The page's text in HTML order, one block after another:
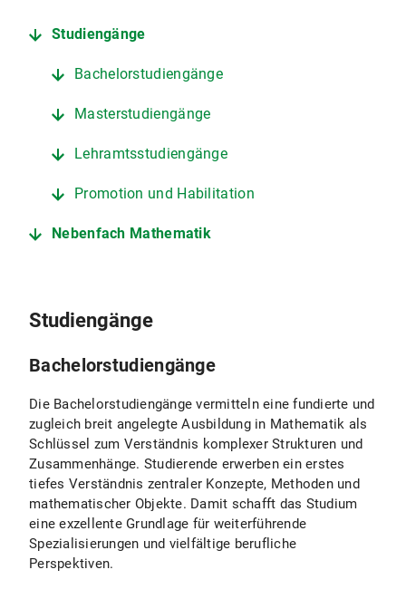
Studiengänge
Bachelorstudiengänge
Masterstudiengänge
Lehramtsstudiengänge
Promotion und Habilitation
Nebenfach Mathematik
Studiengänge
Bachelorstudiengänge
Die Bachelorstudiengänge vermitteln eine fundierte und
zugleich breit angelegte Ausbildung in Mathematik als
Schlüssel zum Verständnis komplexer Strukturen und
Zusammenhänge. Studierende erwerben ein erstes
tiefes Verständnis zentraler Konzepte, Methoden und
mathematischer Objekte. Damit schafft das Studium
eine exzellente Grundlage für weiterführende
Spezialisierungen und vielfältige berufliche
Perspektiven.